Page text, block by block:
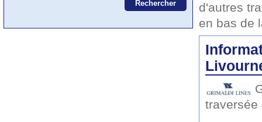
d'autres
en bas de
traversée